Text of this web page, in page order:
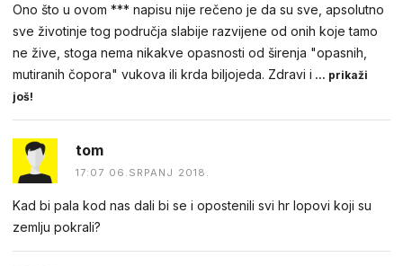
Ono što u ovom *** napisu nije rečeno je da su sve, apsolutno
sve životinje tog područja slabije razvijene od onih koje tamo
ne žive, stoga nema nikakve opasnosti od širenja "opasnih,
mutiranih čopora" vukova ili krda biljojeda. Zdravi i ... prikaži
još!
tom
17:07 06.SRPANJ 2018.
Kad bi pala kod nas dali bi se i opostenili svi hr lopovi koji su
zemlju pokrali?